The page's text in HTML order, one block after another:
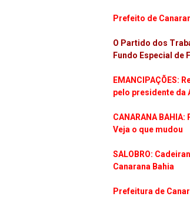
Prefeito de
O Partido dos
Fundo Especial de
EMANCIPAÇÕES:
pelo presidente da
CANARANA
Veja o que mudou
SALOBRO:
Canarana Bahia
Prefeitura de